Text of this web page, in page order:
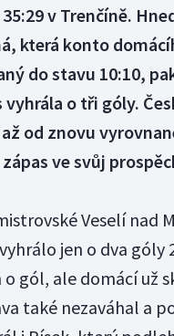
v Trenčíně.
která konto
do stavu 10:10,
o tři góly.
od znovu
ve svůj
Veselí nad
jen o dva góly
gól, ale domácí už
také nezaváhal a